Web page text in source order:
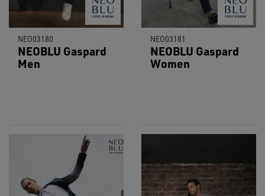
NEO03180
NEOBLU Gaspard
Men
NEO03181
NEOBLU Gaspard
Women